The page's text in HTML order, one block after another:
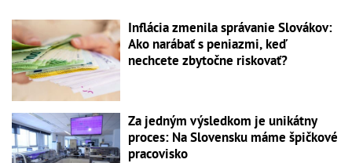
Inflácia zmenila správanie Slovákov:
Ako narábať s peniazmi, keď
nechcete zbytočne riskovať?
Za jedným výsledkom je unikátny
proces: Na Slovensku máme špičkové
pracovisko